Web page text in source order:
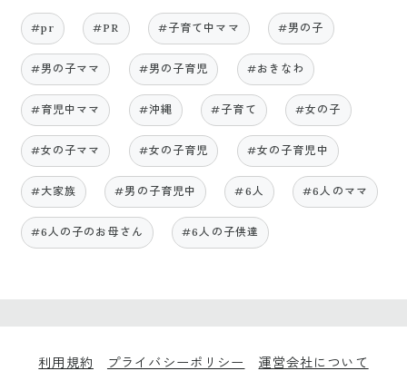
#pr #PR #子育て中ママ #男の子
#男の子ママ #男の子育児 #おきなわ
#育児中ママ #沖縄 #子育て #女の子
#女の子ママ #女の子育児 #女の子育児中
#大家族 #男の子育児中 #6人 #6人のママ
#6人の子のお母さん #6人の子供達
利用規約 プライバシーポリシー 運営会社について